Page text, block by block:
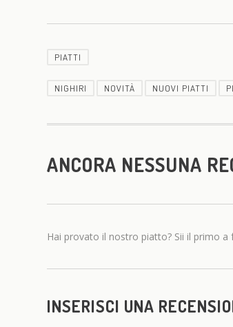
PIATTI
NIGHIRI NOVITÀ NUOVI PIATTI
ANCORA NESSUNA
Hai provato il nostro piatto? Sii il primo a
INSERISCI UNA